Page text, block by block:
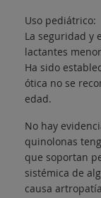
Uso pediátrico:
La seguridad y
lactantes
Ha sido
ótica no se
edad.
No hay
quinolonas
que soportan
sistémica de
causa